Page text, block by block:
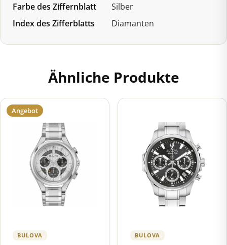
Farbe des Ziffernblatt
Silber
Index des Zifferblatts
Diamanten
Ähnliche Produkte
Angebot
BULOVA BULOVA